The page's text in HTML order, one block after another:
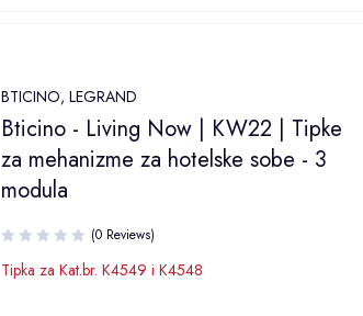
BTICINO,LEGRAND
Bticino - Living Now | KW22 | Tipke
za mehanizme za hotelske sobe - 3
modula
(0 Reviews)
Tipka za Kat.br. K4549 i K4548